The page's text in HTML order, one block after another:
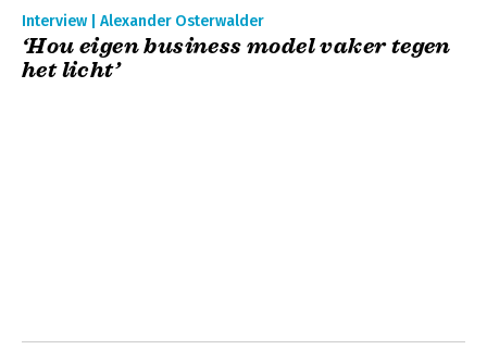
Interview | Alexander Osterwalder
‘Hou eigen business model vaker tegen
het licht’